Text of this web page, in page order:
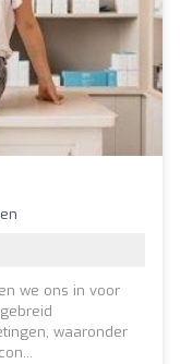
we ons in voor
waaronder